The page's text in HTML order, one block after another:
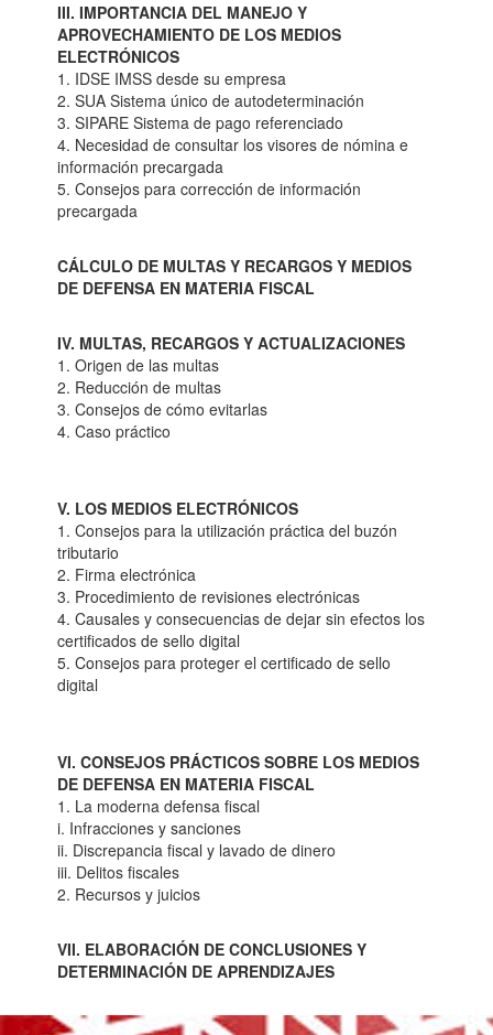
III. IMPORTANCIA DEL MANEJO Y
APROVECHAMIENTO DE LOS MEDIOS
ELECTRÓNICOS
1. IDSE IMSS desde su empresa
2. SUA Sistema único de autodeterminación
3. SIPARE Sistema de pago referenciado
4. Necesidad de consultar los visores de nómina e
información precargada
5. Consejos para corrección de información
precargada
CÁLCULO DE MULTAS Y RECARGOS Y MEDIOS
DE DEFENSA EN MATERIA FISCAL
IV. MULTAS, RECARGOS Y ACTUALIZACIONES
1. Origen de las multas
2. Reducción de multas
3. Consejos de cómo evitarlas
4. Caso práctico
V. LOS MEDIOS ELECTRÓNICOS
1. Consejos para la utilización práctica del buzón
tributario
2. Firma electrónica
3. Procedimiento de revisiones electrónicas
4. Causales y consecuencias de dejar sin efectos los
certificados de sello digital
5. Consejos para proteger el certificado de sello
digital
VI. CONSEJOS PRÁCTICOS SOBRE LOS MEDIOS
DE DEFENSA EN MATERIA FISCAL
1. La moderna defensa fiscal
i. Infracciones y sanciones
ii. Discrepancia fiscal y lavado de dinero
iii. Delitos fiscales
2. Recursos y juicios
VII. ELABORACIÓN DE CONCLUSIONES Y
DETERMINACIÓN DE APRENDIZAJES